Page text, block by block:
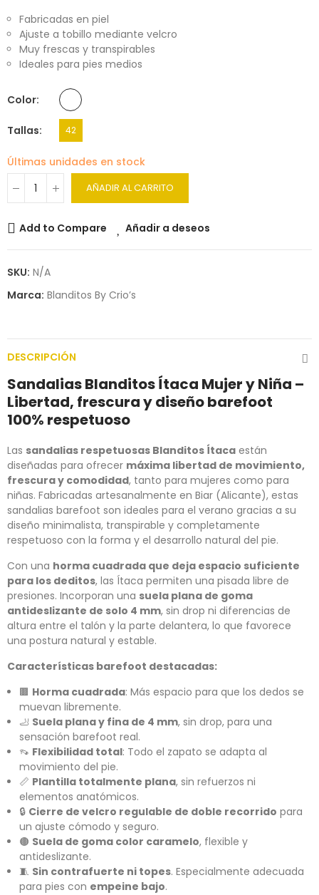
Fabricadas en piel
Ajuste a tobillo mediante velcro
Muy frescas y transpirables
Ideales para pies medios
Color
Tallas 42
Últimas unidades en stock
AÑADIR AL CARRITO
Add to Compare Añadir a deseos
SKU: N/A
Marca: Blanditos By Crio’s
DESCRIPCIÓN
Sandalias Blanditos Ítaca Mujer y Niña –
Libertad, frescura y diseño barefoot
100% respetuoso
Las sandalias respetuosas Blanditos Ítaca están
diseñadas para ofrecer máxima libertad de movimiento,
frescura y comodidad, tanto para mujeres como para
niñas. Fabricadas artesanalmente en Biar (Alicante), estas
sandalias barefoot son ideales para el verano gracias a su
diseño minimalista, transpirable y completamente
respetuoso con la forma y el desarrollo natural del pie.
Con una horma cuadrada que deja espacio suficiente
para los deditos, las Ítaca permiten una pisada libre de
presiones. Incorporan una suela plana de goma
antideslizante de solo 4 mm, sin drop ni diferencias de
altura entre el talón y la parte delantera, lo que favorece
una postura natural y estable.
Características barefoot destacadas:
🟫 Horma cuadrada: Más espacio para que los dedos se
muevan libremente.
🦶 Suela plana y fina de 4 mm, sin drop, para una
sensación barefoot real.
👡 Flexibilidad total: Todo el zapato se adapta al
movimiento del pie.
📏 Plantilla totalmente plana, sin refuerzos ni
elementos anatómicos.
🔒 Cierre de velcro regulable de doble recorrido para
un ajuste cómodo y seguro.
🟤 Suela de goma color caramelo, flexible y
antideslizante.
🧵 Sin contrafuerte ni topes. Especialmente adecuada
para pies con empeine bajo.